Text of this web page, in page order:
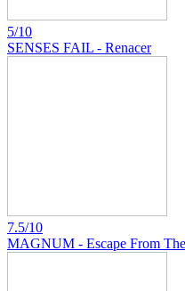
5/10
SENSES FAIL - Renacer
7.5/10
MAGNUM - Escape From